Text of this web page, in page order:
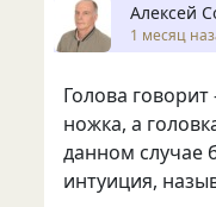
Алексей
1 месяц
Голова говорит
ножка, а
данном случае
интуиция,